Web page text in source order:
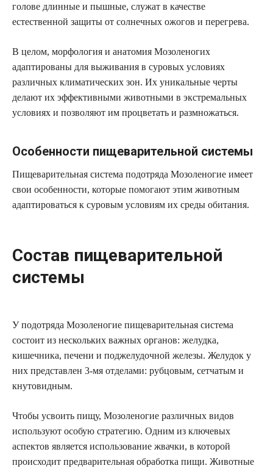
голове длинные и пышные, служат в качестве
естественной защиты от солнечных ожогов и перегрева.
В целом, морфология и анатомия Мозоленогих
адаптированы для выживания в суровых условиях
различных климатических зон. Их уникальные черты
делают их эффективными животными в экстремальных
условиях и позволяют им процветать и размножаться.
Особенности пищеварительной системы
Пищеварительная система подотряда Мозоленогие имеет
свои особенности, которые помогают этим животным
адаптироваться к суровым условиям их среды обитания.
Состав пищеварительной
системы
У подотряда Мозоленогие пищеварительная система
состоит из нескольких важных органов: желудка,
кишечника, печени и поджелудочной железы. Желудок у
них представлен 3-мя отделами: рубцовым, сетчатым и
кнутовидным.
Чтобы усвоить пищу, Мозоленогие различных видов
используют особую стратегию. Одним из ключевых
аспектов является использование жвачки, в которой
происходит предварительная обработка пищи. Животные